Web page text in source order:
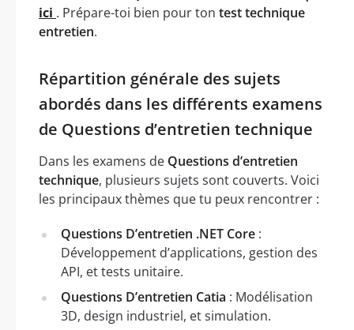
ici . Prépare-toi bien pour ton test technique
entretien.
Répartition générale des sujets
abordés dans les différents examens
de Questions d’entretien technique
Dans les examens de Questions d’entretien
technique, plusieurs sujets sont couverts. Voici
les principaux thèmes que tu peux rencontrer :
Questions D’entretien .NET Core :
Développement d’applications, gestion des
API, et tests unitaire.
Questions D’entretien Catia : Modélisation
3D, design industriel, et simulation.